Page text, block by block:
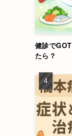
健診で
たら？